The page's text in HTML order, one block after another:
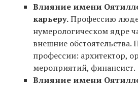
Влияние имени
карьеру.Профессию
нумерологическом ядре
внешние
профессии: архитектор,
мероприятий, финансист.
Влияние имени